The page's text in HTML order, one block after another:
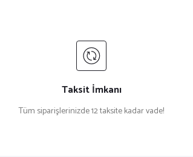
Taksit İmkanı
Tüm siparişlerinizde 12 taksite kadar vade!